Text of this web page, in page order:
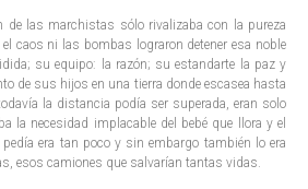
de las marchistas sólo rivalizaba con la pureza
caos ni las bombas lograron detener esa noble
su equipo: la razón; su estandarte la paz y
de sus hijos en una tierra donde escasea hasta
la distancia podía ser superada, eran solo
la necesidad implacable del bebé que llora y el
era tan poco y sin embargo también lo era
esos camiones que salvarían tantas vidas.